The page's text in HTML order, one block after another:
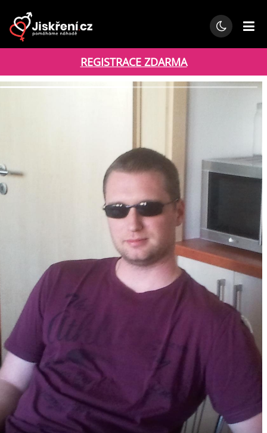
REGISTRACE ZDARMA